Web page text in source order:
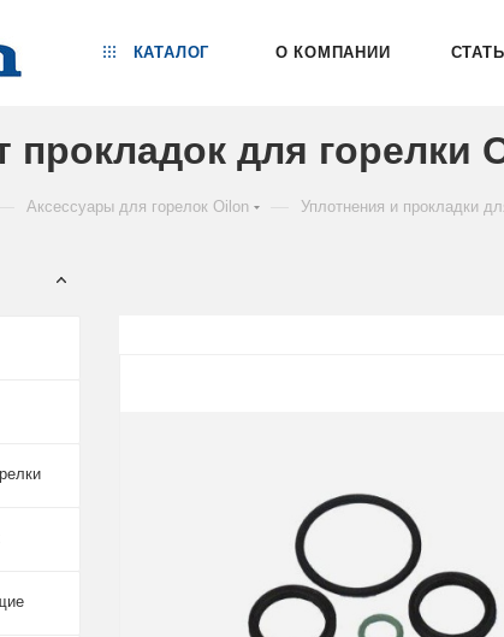
КАТАЛОГ О КОМПАНИИ
прокладок для горелки
Аксессуары для горелок Oilon Уплотнения и прокладки